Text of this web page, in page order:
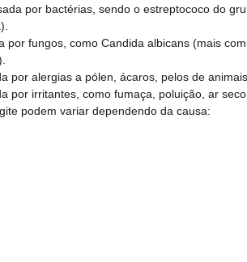
por bactérias, sendo o estreptococo do
por fungos, como Candida albicans (mais
por alergias a pólen, ácaros, pelos de
por irritantes, como fumaça, poluição, ar
podem variar dependendo da causa: